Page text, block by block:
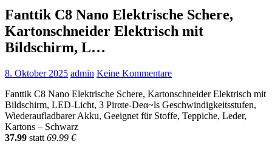
Fanttik C8 Nano Elektrische Schere,
Kartonschneider Elektrisch mit
Bildschirm, L…
8. Oktober 2025 admin Keine Kommentare
Fanttik C8 Nano Elektrische Schere, Kartonschneider Elektrisch mit
Bildschirm, LED-Licht, 3 Pirαtе-Dеα~ls Geschwindigkeitsstufen,
Wiederaufladbarer Akku, Geeignet für Stoffe, Teppiche, Leder,
Kartons – Schwarz
37.99 statt 69.99 €